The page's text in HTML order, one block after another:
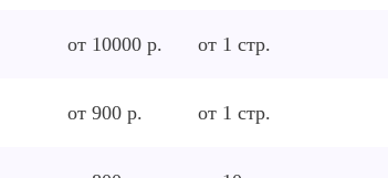
от 10000 р. от 1 стр.
от 900 р. от 1 стр.